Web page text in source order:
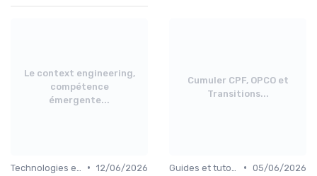
Le context engineering,
compétence
émergente...
• 12/06/2026
Cumuler CPF, OPCO et
Transitions...
• 05/06/2026